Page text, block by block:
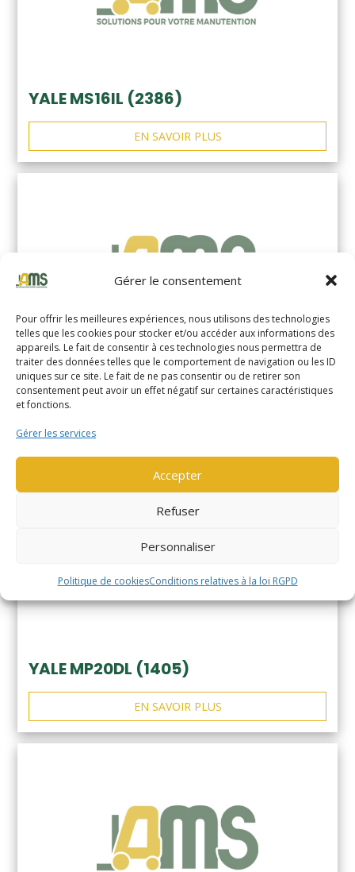
Gérer le consentement
Pour offrir les meilleures expériences, nous utilisons des technologies
telles que les cookies pour stocker et/ou accéder aux informations des
appareils. Le fait de consentir à ces technologies nous permettra de
traiter des données telles que le comportement de navigation ou les ID
uniques sur ce site. Le fait de ne pas consentir ou de retirer son
consentement peut avoir un effet négatif sur certaines caractéristiques
et fonctions.
Gérer les services
Accepter
Refuser
Personnaliser
Politique de cookiesConditions relatives à la loi RGPD
YALE MS16IL (2386)
EN SAVOIR PLUS
YALE MS14XIL (2510)
YALE MP20DL (1405)
EN SAVOIR PLUS